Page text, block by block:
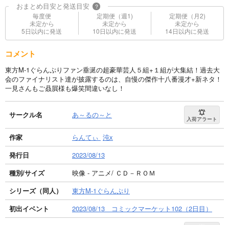
おまとめ目安と発送目安 ?
毎度便
未定から
5日以内に発送
定期便（週1)
未定から
10日以内に発送
定期便（月2)
未定から
14日以内に発送
コメント
東方M-1ぐらんぷりファン垂涎の超豪華芸人５組+１組が大集結！過去大
会のファイナリスト達が披露するのは、自慢の傑作十八番漫才+新ネタ！
一見さんもご贔屓様も爆笑間違いなし！
サークル名 あ～るの～と 入荷アラート
作家 らんてぃ 沌x
発行日
2023/08/13
種別/サイズ
映像 - アニメ/ ＣＤ－ＲＯＭ
シリーズ（同人）
東方M-1ぐらんぷり
初出イベント
2023/08/13 コミックマーケット102（2日目）